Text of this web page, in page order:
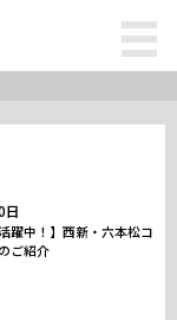
日
躍中！】西新・六本松コ
ご紹介